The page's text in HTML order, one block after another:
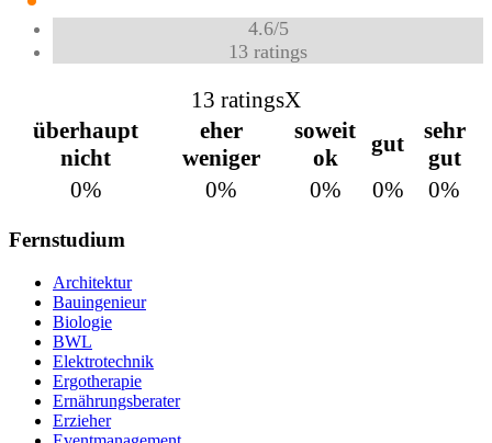
4.6/5
13 ratings
13 ratingsX
überhaupt
nicht
eher
weniger
soweit
ok
gut
sehr
gut
0%
0% 0% 0% 0%
Fernstudium
Architektur
Bauingenieur
Biologie
BWL
Elektrotechnik
Ergotherapie
Ernährungsberater
Erzieher